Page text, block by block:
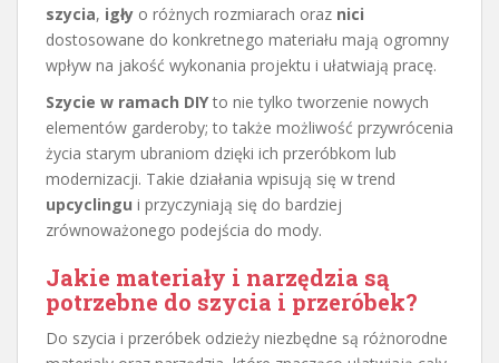
szycia, igły o różnych rozmiarach oraz nici
dostosowane do konkretnego materiału mają ogromny
wpływ na jakość wykonania projektu i ułatwiają pracę.
Szycie w ramach DIYto nie tylko tworzenie nowych
elementów garderoby; to także możliwość przywrócenia
życia starym ubraniom dzięki ich przeróbkom lub
modernizacji. Takie działania wpisują się w trend
upcyclingu i przyczyniają się do bardziej
zrównoważonego podejścia do mody.
Jakie materiały i narzędzia są
potrzebne do szycia i przeróbek?
Do szycia i przeróbek odzieży niezbędne są różnorodne